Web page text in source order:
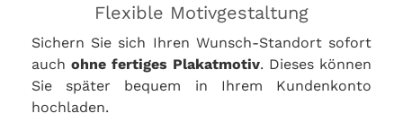
Flexible Motivgestaltung
Sichern Sie sich Ihren Wunsch-Standort sofort
auch ohne fertiges Plakatmotiv. Dieses können
Sie später bequem in Ihrem Kundenkonto
hochladen.